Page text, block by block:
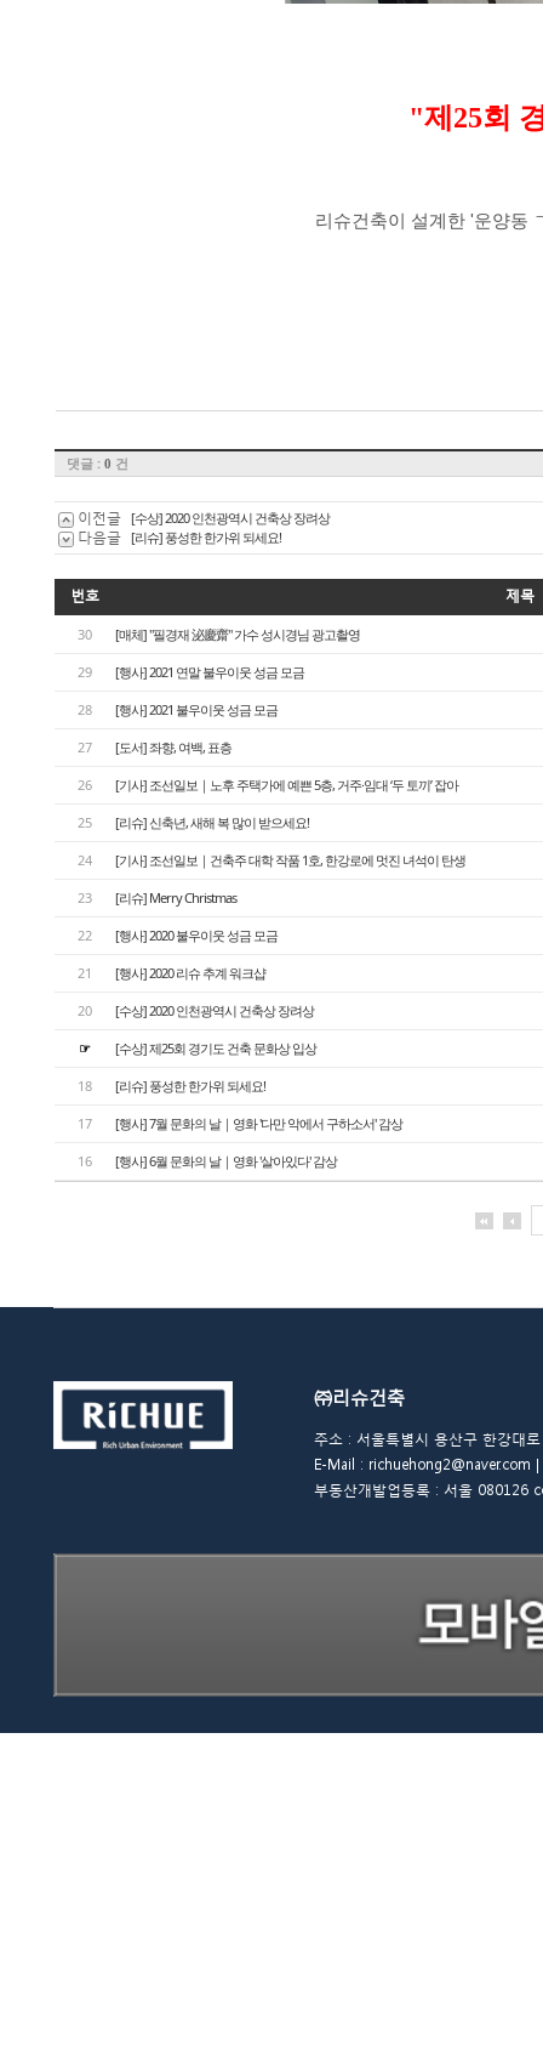
"제25회
리슈건축이 설계한 '운양동
댓글 : 0 건
이전글 [수상] 2020 인천광역시 건축상 장려상
다음글 [리슈] 풍성한 한가위 되세요!
번호 제목
30 [매체] "필경재 泌慶齋" 가수 성시경님 광고촬영
29 [행사] 2021 연말 불우이웃 성금 모금
28 [행사] 2021 불우이웃 성금 모금
27 [도서] 좌향, 여백, 표층
26 [기사] 조선일보｜노후 주택가에 예쁜 5층, 거주·임대 ‘두 토끼’ 잡아
25 [리슈] 신축년, 새해 복 많이 받으세요!
24 [기사] 조선일보｜건축주 대학 작품 1호, 한강로에 멋진 녀석이 탄생
23 [리슈] Merry Christmas
22 [행사] 2020 불우이웃 성금 모금
21 [행사] 2020 리슈 추계 워크샵
20 [수상] 2020 인천광역시 건축상 장려상
☞ [수상] 제25회 경기도 건축 문화상 입상
18 [리슈] 풍성한 한가위 되세요!
17 [행사] 7월 문화의 날｜영화 '다만 악에서 구하소서' 감상
16 [행사] 6월 문화의 날｜영화 '살아있다' 감상
㈜리슈건축
주소 : 서울특별시 용산구 한강대
E-Mail :
부동산개발업등록 : 서울 080126